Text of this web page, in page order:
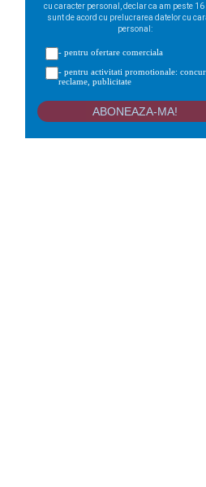
cu caracter personal, declar ca am peste
sunt de acord cu prelucrarea datelor cu
personal:
- pentru ofertare comerciala
- pentru activitati promotionale:
reclame, publicitate